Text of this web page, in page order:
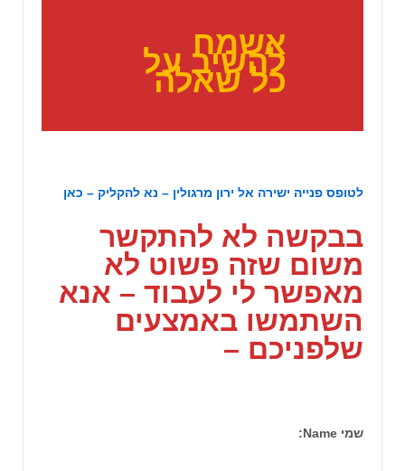
אשמח
להשיב על
כל שאלה
לטופס פנייה ישירה אל ירון מרגולין – נא להקליק – כאן
בבקשה לא להתקשר
משום שזה פשוט לא
מאפשר לי לעבוד – אנא
השתמשו באמצעים
שלפניכם –
שמי Name: